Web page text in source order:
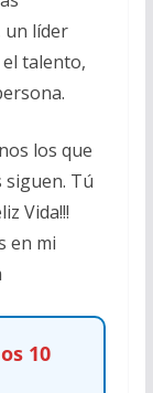
un líder
talento,
los que
siguen. Tú
Vida!!!
en mi
10